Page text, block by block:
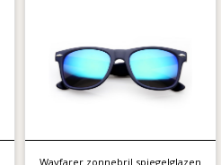
Wayfarer zonnebril spiegelglazen